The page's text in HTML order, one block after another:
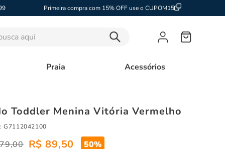
Primeira compra com 15% OFF use o CUPOM15
aqui
Praia Acessórios
Toddler Menina Vitória Vermelho
:G7112042100
,00 R$ 89,50 50%